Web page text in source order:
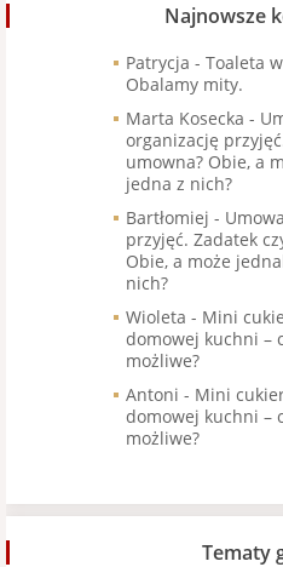
Najnowsze
Patrycja - Toaleta
Obalamy mity.
Marta Kosecka -
organizację
umowna? Obie, a
jedna z nich?
Bartłomiej -
przyjęć. Zadatek
Obie, a może
nich?
Wioleta - Mini
domowej kuchni –
możliwe?
Antoni - Mini
domowej kuchni –
możliwe?
Tematy